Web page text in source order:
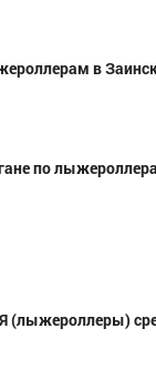
в
по